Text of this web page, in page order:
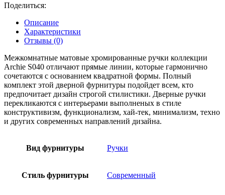
Поделиться:
Описание
Характеристики
Отзывы (0)
Межкомнатные матовые хромированные ручки коллекции
Archie S040 отличают прямые линии, которые гармонично
сочетаются с основанием квадратной формы. Полный
комплект этой дверной фурнитуры подойдет всем, кто
предпочитает дизайн строгой стилистики. Дверные ручки
перекликаются с интерьерами выполненых в стиле
конструктивизм, функционализм, хай-тек, минимализм, техно
и других современных направлений дизайна.
Вид фурнитуры Ручки
Стиль фурнитуры Современный